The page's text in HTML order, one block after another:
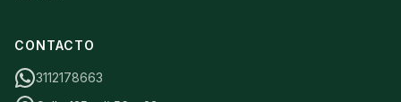
CONTACTO
3112178663